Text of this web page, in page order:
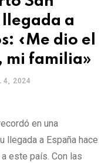
a
«Me dio el
mi familia»
4, 2024
en una
a España hace
este país. Con las